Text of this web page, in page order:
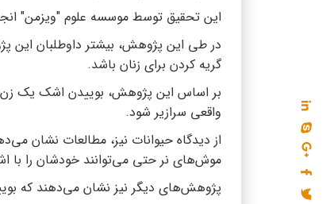
این تحقیق توسط موسسه علوم "ویزمن"
در طی این پژوهش، بیشتر داوطلبان این
گریه کردن برای زنان باشد.
بر اساس این پژوهش، بوییدن اشک یک زن
واقعی سرازیر شود.
از دیدگاه حیوانات نیز، مطالعات
موش‌های نر حتی می‌توانند خودشان را با
پژوهش‌های دیگر نیز نشان می‌دهند که